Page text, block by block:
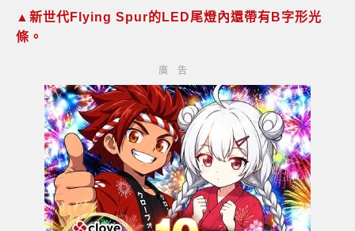
▲新世代Flying Spur的LED尾燈內還帶有B字形光
條。